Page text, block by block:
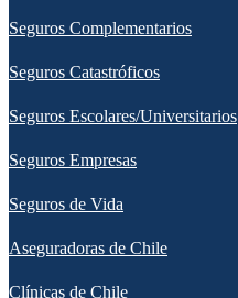
Seguros Complementarios
Seguros Catastróficos
Seguros Escolares/Universitarios
Seguros Empresas
Seguros de Vida
Aseguradoras de Chile
Clínicas de Chile